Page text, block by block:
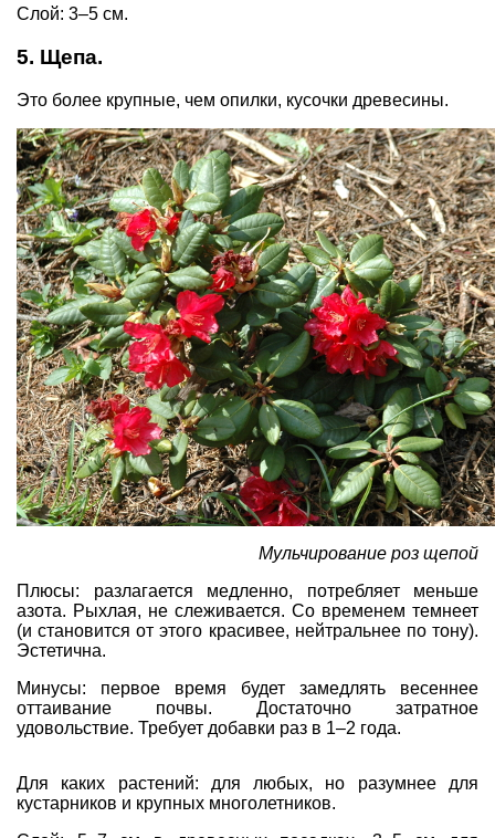
Слой: 3–5 см.
5. Щепа.
Это более крупные, чем опилки, кусочки древесины.
Мульчирование роз щепой
Плюсы: разлагается медленно, потребляет меньше
азота. Рыхлая, не слеживается. Со временем темнеет
(и становится от этого красивее, нейтральнее по тону).
Эстетична.
Минусы: первое время будет замедлять весеннее
оттаивание почвы. Достаточно затратное
удовольствие. Требует добавки раз в 1–2 года.
Для каких растений: для любых, но разумнее для
кустарников и крупных многолетников.